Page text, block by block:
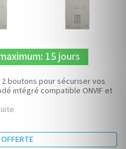
15 jours
boutons pour sécuriser vos
intégré compatible ONVIF et